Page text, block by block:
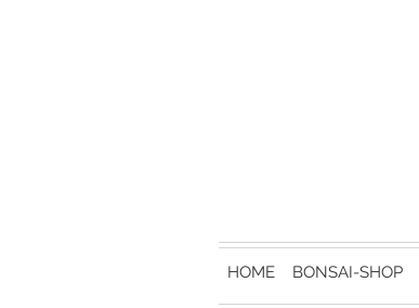
HOME BONSAI-SHOP